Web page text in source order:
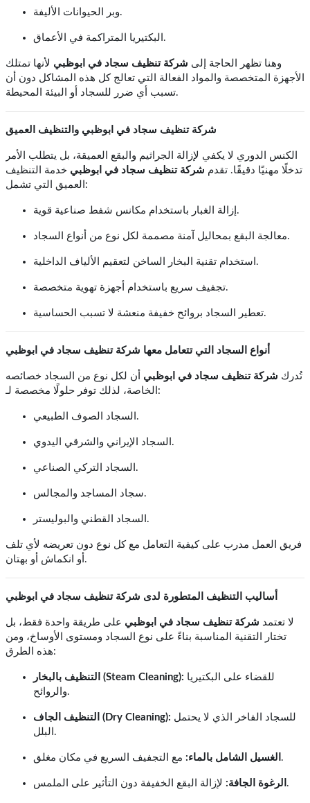
وبر الحيوانات الأليفة.
البكتيريا المتراكمة في الأعماق.
وهنا تظهر الحاجة إلى شركة تنظيف سجاد في ابوظبي لأنها تمتلك
الأجهزة المتخصصة والمواد الفعالة التي تعالج كل هذه المشاكل دون أن
تسبب أي ضرر للسجاد أو البيئة المحيطة.
شركة تنظيف سجاد في ابوظبي والتنظيف العميق
الكنس الدوري لا يكفي لإزالة الجراثيم والبقع العميقة، بل يتطلب الأمر
تدخلًا مهنيًا دقيقًا. تقدم شركة تنظيف سجاد في ابوظبي خدمة التنظيف
العميق التي تشمل:
إزالة الغبار باستخدام مكانس شفط صناعية قوية.
معالجة البقع بمحاليل آمنة مصممة لكل نوع من أنواع السجاد.
استخدام تقنية البخار الساخن لتعقيم الألياف الداخلية.
تجفيف سريع باستخدام أجهزة تهوية متخصصة.
تعطير السجاد بروائح خفيفة منعشة لا تسبب الحساسية.
أنواع السجاد التي تتعامل معها شركة تنظيف سجاد في ابوظبي
تُدرك شركة تنظيف سجاد في ابوظبي أن لكل نوع من السجاد خصائصه
الخاصة، لذلك توفر حلولًا مخصصة لـ:
السجاد الصوف الطبيعي.
السجاد الإيراني والشرقي اليدوي.
السجاد التركي الصناعي.
سجاد المساجد والمجالس.
السجاد القطني والبوليستر.
فريق العمل مدرب على كيفية التعامل مع كل نوع دون تعريضه لأي تلف
أو انكماش أو بهتان.
أساليب التنظيف المتطورة لدى شركة تنظيف سجاد في ابوظبي
لا تعتمد شركة تنظيف سجاد في ابوظبي على طريقة واحدة فقط، بل
تختار التقنية المناسبة بناءً على نوع السجاد ومستوى الأوساخ، ومن
هذه الطرق:
التنظيف بالبخار (Steam Cleaning):
والروائح.
التنظيف الجاف (Dry Cleaning):
البلل.
الغسيل الشامل بالماء: مع التجفيف السريع في مكان مغلق.
الرغوة الجافة: لإزالة البقع الخفيفة دون التأثير على الملمس.